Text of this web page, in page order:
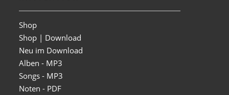
Shop
Shop | Download
Neu im Download
Alben - MP3
Songs - MP3
Noten - PDF